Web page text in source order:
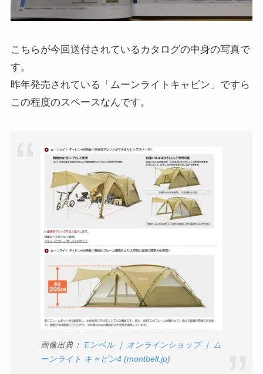
こちらが今回送付されているカタログの中身の写真で
す。
昨年発売されている「ムーンライトキャビン」ですら
この程度のスペースなんです。
画像出典： モンベル ｜ オンラインショップ ｜ ム
ーンライト キャビン4 (montbell.jp)